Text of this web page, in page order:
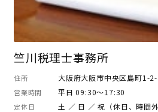
竺川税理士事務所
住所 大阪府大阪市中央区島町1-
営業時間 平日 09:30～17:30
定休日 土 ／ 日 ／ 祝（休日、時間